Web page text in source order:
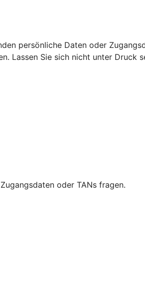
persönliche Daten oder
Lassen Sie sich nicht unter
oder TANs fragen.